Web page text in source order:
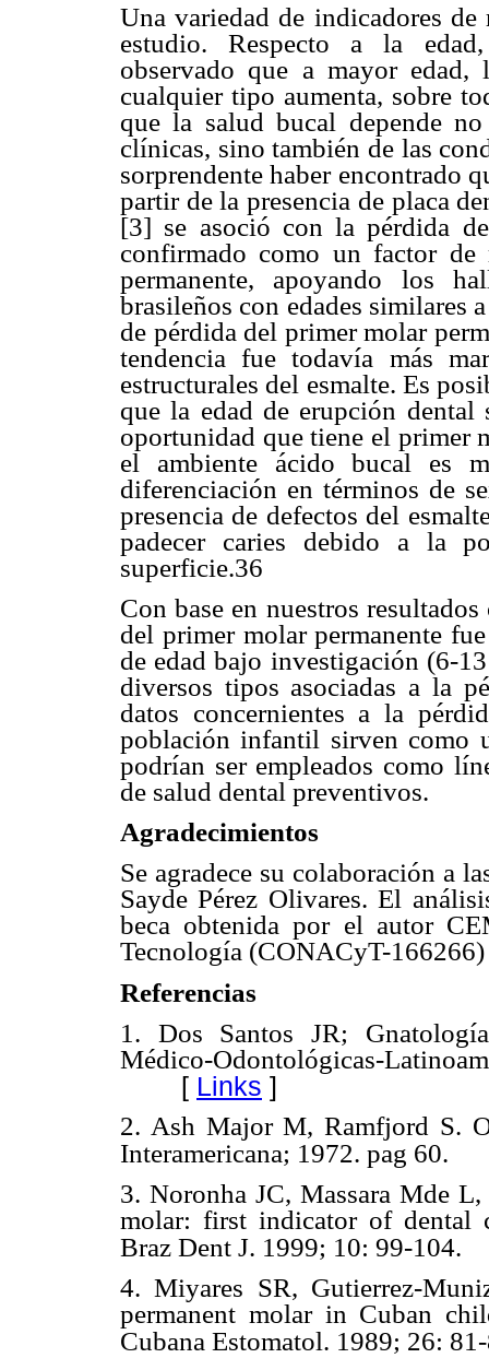
Una variedad de indicadores
estudio. Respecto a la
observado que a mayor
cualquier tipo aumenta, sobre
que la salud bucal depende
clínicas, sino también de las
sorprendente haber encontrado
partir de la presencia de placa
[3] se asoció con la pérdida
confirmado como un factor
permanente, apoyando los
brasileños con edades similares
de pérdida del primer molar
tendencia fue todavía más
estructurales del esmalte. Es
que la edad de erupción
oportunidad que tiene el primer
el ambiente ácido bucal es
diferenciación en términos de
presencia de defectos del
padecer caries debido a la
superficie.36
Con base en nuestros
del primer molar permanente
de edad bajo investigación (6-
diversos tipos asociadas a la
datos concernientes a la
población infantil sirven como
podrían ser empleados como
de salud dental preventivos.
Agradecimientos
Se agradece su colaboración a
Sayde Pérez Olivares. El
beca obtenida por el autor
Tecnología (CONACyT-
Referencias
1. Dos Santos JR;
Médico-Odontológicas-
[ Links ]
2. Ash Major M, Ramfjord S.
Interamericana; 1972. pag 60.
3. Noronha JC, Massara Mde
molar: first indicator of dental
Braz Dent J. 1999; 10: 99-104.
4. Miyares SR, Gutierrez-
permanent molar in Cuban
Cubana Estomatol. 1989; 26: